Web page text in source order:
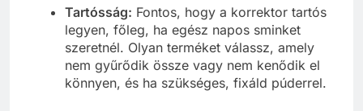
Tartósság: Fontos, hogy a korrektor tartós
legyen, főleg, ha egész napos sminket
szeretnél. Olyan terméket válassz, amely
nem gyűrődik össze vagy nem kenődik el
könnyen, és ha szükséges, fixáld púderrel.